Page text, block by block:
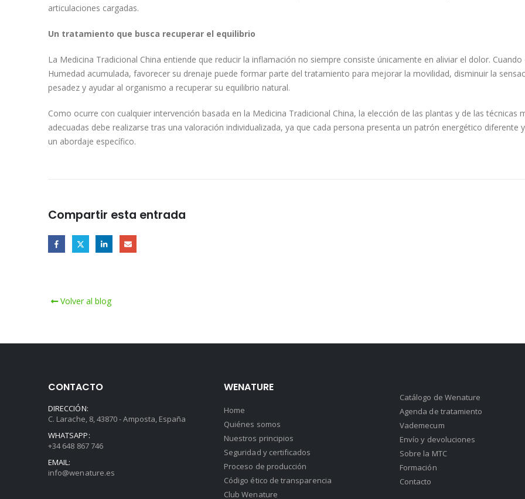
articulaciones cargadas.
Un tratamiento que busca recuperar el equilibrio
La Medicina Tradicional China entiende que reducir la inflamación no siempre consiste únicamente en aliviar el dolor. Cuando
Humedad acumulada, favorecer su drenaje puede formar parte del tratamiento para mejorar la movilidad, disminuir la
pesadez y ayudar al organismo a recuperar su equilibrio natural.
Como ocurre con cualquier intervención basada en la Medicina Tradicional China, la elección de las plantas y de las técnicas
adecuadas debe realizarse tras una valoración individualizada, ya que cada persona presenta un patrón energético diferente
un abordaje específico.
Compartir esta entrada
Volver al blog
CONTACTO
DIRECCIÓN:
C. Larache, 8, 43870 - Amposta, España
WHATSAPP:
+34 648 867 746
EMAIL:
info@wenature.es
WENATURE
Home
Quiénes somos
Nuestros principios
Seguridad y certificados
Proceso de producción
Código ético de transparencia
Club Wenature
Catálogo de Wenature
Agenda de tratamiento
Vademecum
Envío y devoluciones
Sobre la MTC
Formación
Contacto